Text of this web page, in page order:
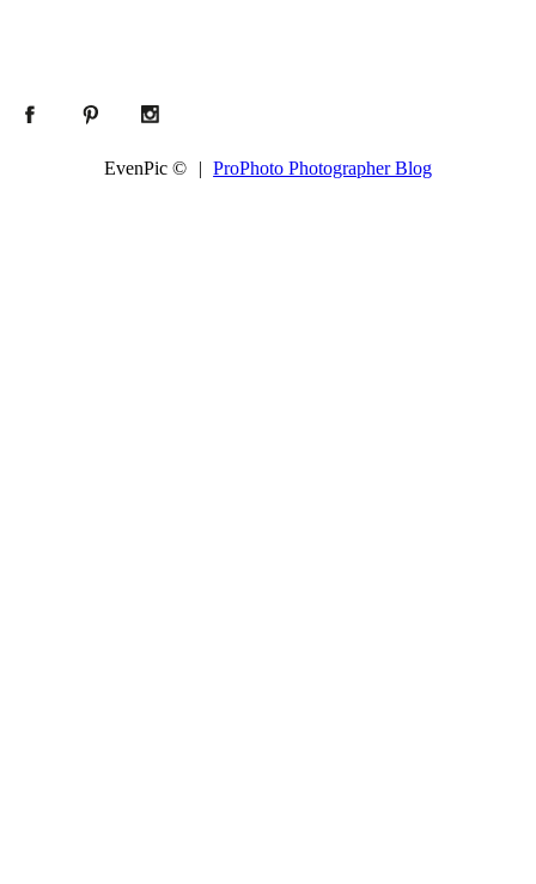
EvenPic © | ProPhoto Photographer Blog